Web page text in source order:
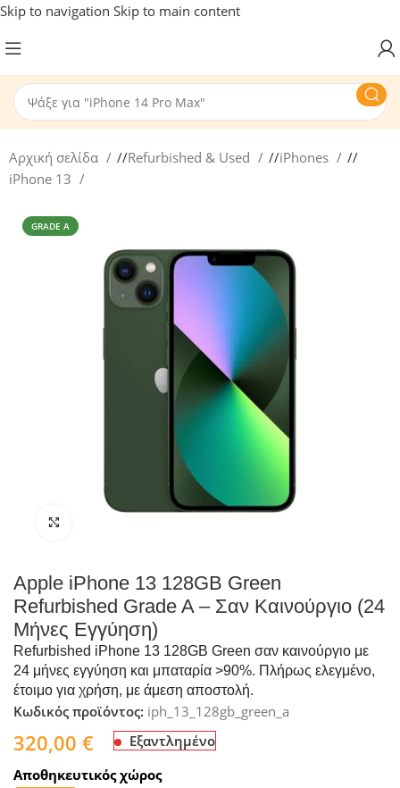
Skip to navigation Skip to main content
Αρχική σελίδα / Refurbished & Used / iPhones
/
iPhone 13
GRADE A
Apple iPhone 13 128GB Green
Refurbished Grade A – Σαν Καινούργιο (24
Μήνες Εγγύηση)
Refurbished iPhone 13 128GB Green σαν καινούργιο με
24 μήνες εγγύηση και μπαταρία >90%. Πλήρως ελεγμένο,
έτοιμο για χρήση, με άμεση αποστολή.
Κωδικός προϊόντος: iph_13_128gb_green_a
320,00€
Εξαντλημένο
Αποθηκευτικός χώρος